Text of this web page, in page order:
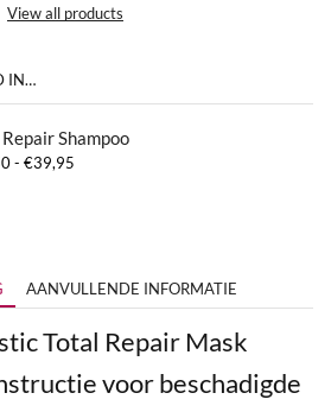
View all products
IN…
Shampoo
- €39,95
AANVULLENDE INFORMATIE
Total Repair Mask
voor beschadigde